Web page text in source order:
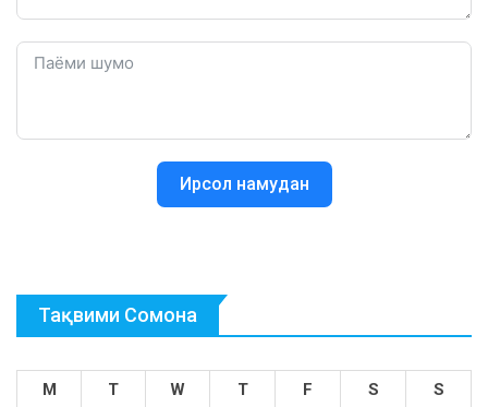
Ирсол намудан
Тақвими Сомона
M T W T F S
S